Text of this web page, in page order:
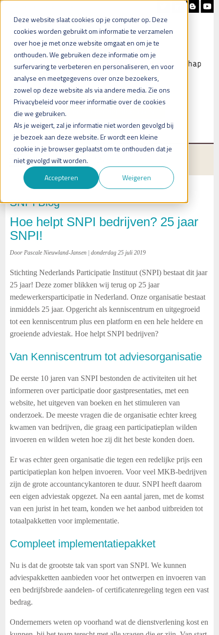
Deze website slaat cookies op je computer op. Deze
cookies worden gebruikt om informatie te verzamelen
over hoe je met onze website omgaat en om je te
onthouden. We gebruiken deze informatie om je
surfervaring te verbeteren en personaliseren, en voor
analyse en meetgegevens over onze bezoekers,
zowel op deze website als via andere media. Zie ons
Privacybeleid voor meer informatie over de cookies
die we gebruiken.
Als je weigert, zal je informatie niet worden gevolgd bij
je bezoek aan deze website. Er wordt een kleine
cookie in je browser geplaatst om te onthouden dat je
niet gevolgd wilt worden.
Accepteren
Weigeren
Heb je vragen?
SNPI Blog
Hoe helpt SNPI bedrijven? 25 jaar
SNPI!
Door Pascale Nieuwland-Jansen | donderdag 25 juli 2019
Stichting Nederlands Participatie Instituut (SNPI) bestaat dit jaar
25 jaar! Deze zomer blikken wij terug op 25 jaar
medewerkersparticipatie in Nederland. Onze organisatie bestaat
inmiddels 25 jaar. Opgericht als kenniscentrum en uitgegroeid
tot een kenniscentrum plus een platform en een hele heldere en
groeiende adviestak. Hoe helpt SNPI bedrijven?
Van Kenniscentrum tot adviesorganisatie
De eerste 10 jaren van SNPI bestonden de activiteiten uit het
informeren over participatie door gastpresentaties, met een
website, het uitgeven van boeken en het stimuleren van
onderzoek. De meeste vragen die de organisatie echter kreeg
kwamen van bedrijven, die graag een participatieplan wilden
invoeren en wilden weten hoe zij dit het beste konden doen.
Er was echter geen organisatie die tegen een redelijke prijs een
participatieplan kon helpen invoeren. Voor veel MKB-bedrijven
zijn de grote accountancykantoren te duur. SNPI heeft daarom
een eigen adviestak opgezet. Na een aantal jaren, met de komst
van een jurist in het team, konden we het aanbod uitbreiden tot
totaalpakketten voor implementatie.
Compleet implementatiepakket
Nu is dat de grootste tak van sport van SNPI. We kunnen
adviespakketten aanbieden voor het ontwerpen en invoeren van
een bedrijfsbrede aandelen- of certificatenregeling tegen een vast
bedrag.
Ondernemers weten op voorhand wat de dienstverlening kost en